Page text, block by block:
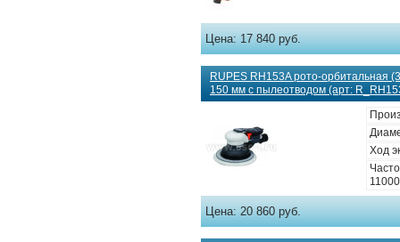
Цена:17 840 руб.
RUPES RH153A рото-
150 мм с пылеотводом (арт:
Ход
11000
Цена:20 860 руб.